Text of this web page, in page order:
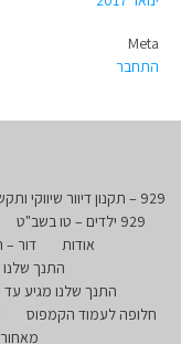
Meta
התחבר
929 – תקנון דיוור שיווקי ותקשורת דיגיטלית
929 ילדים – טו בשב"ט
אודות
דור –
התנך
התנך שלנו מגיע עד
חלופה לעמוד הקמפוס